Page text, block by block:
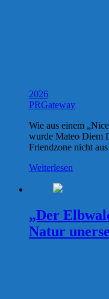
2026
PRGateway
Wie aus einem
wurde Mateo Diem
Friendzone nicht
Weiterlesen
„Der
Natur